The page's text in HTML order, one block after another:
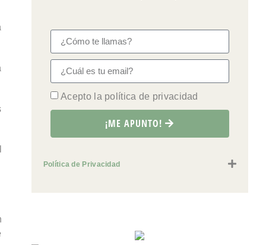
Acepto la política de privacidad
¡ME APUNTO!
Política de Privacidad